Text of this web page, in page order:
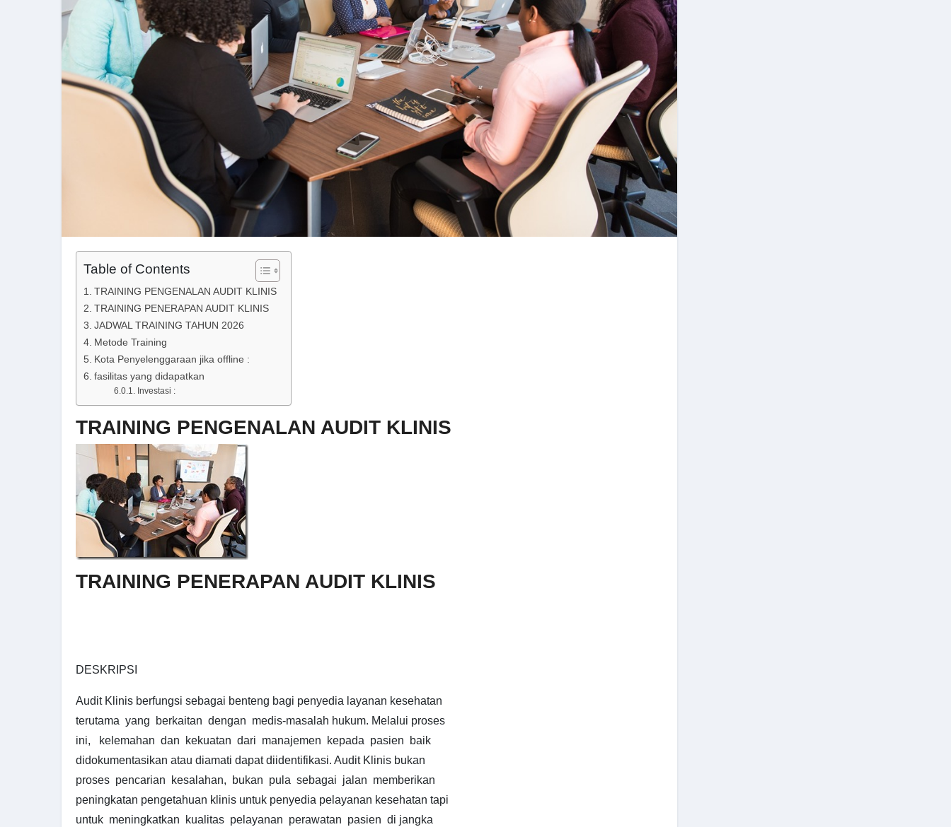
Table of Contents
TRAINING PENGENALAN AUDIT KLINIS
TRAINING PENERAPAN AUDIT KLINIS
JADWAL TRAINING TAHUN 2026
Metode Training
Kota Penyelenggaraan jika offline :
fasilitas yang didapatkan
Investasi :
TRAINING PENGENALAN AUDIT KLINIS
TRAINING PENERAPAN AUDIT KLINIS
DESKRIPSI
Audit Klinis berfungsi sebagai benteng bagi penyedia layanan kesehatan
terutama yang berkaitan dengan medis-masalah hukum. Melalui proses
ini, kelemahan dan kekuatan dari manajemen kepada pasien baik
didokumentasikan atau diamati dapat diidentifikasi. Audit Klinis bukan
proses pencarian kesalahan, bukan pula sebagai jalan memberikan
peningkatan pengetahuan klinis untuk penyedia pelayanan kesehatan tapi
untuk meningkatkan kualitas pelayanan perawatan pasien di jangka